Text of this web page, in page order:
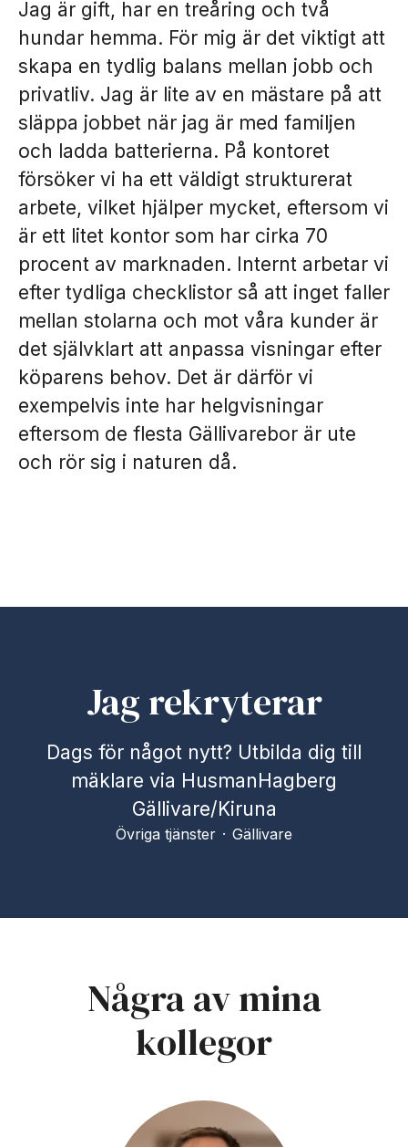
Jag är gift, har en treåring och två
hundar hemma. För mig är det viktigt att
skapa en tydlig balans mellan jobb och
privatliv. Jag är lite av en mästare på att
släppa jobbet när jag är med familjen
och ladda batterierna. På kontoret
försöker vi ha ett väldigt strukturerat
arbete, vilket hjälper mycket, eftersom vi
är ett litet kontor som har cirka 70
procent av marknaden. Internt arbetar vi
efter tydliga checklistor så att inget faller
mellan stolarna och mot våra kunder är
det självklart att anpassa visningar efter
köparens behov. Det är därför vi
exempelvis inte har helgvisningar
eftersom de flesta Gällivarebor är ute
och rör sig i naturen då.
Jag rekryterar
Dags för något nytt? Utbilda dig till
mäklare via HusmanHagberg
Gällivare/Kiruna
Övriga tjänster · Gällivare
Några av mina
kollegor